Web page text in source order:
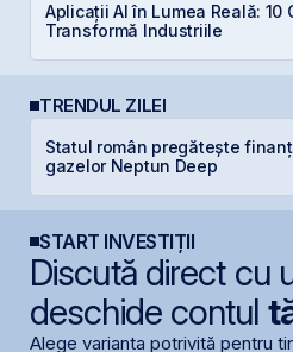
Aplicații AI în Lumea Reală: 10
Transformă Industriile
TRENDUL ZILEI
Statul român pregătește
gazelor Neptun Deep
START INVESTIȚII
Discută direct cu
deschide contul
Alege varianta potrivită pentru